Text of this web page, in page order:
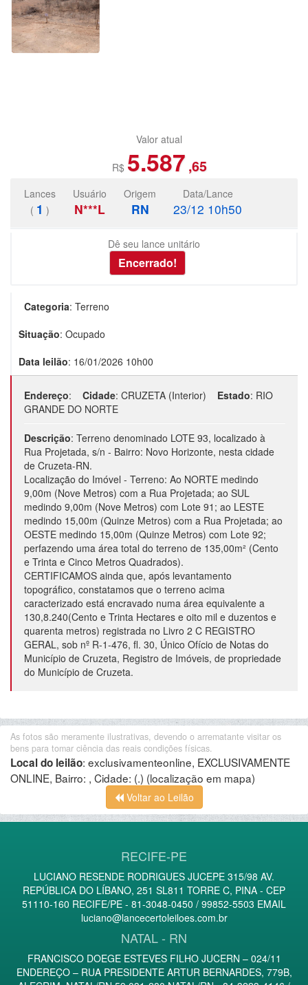
Valor atual
R$ 5.587 ,65
Lances
( 1 )
Usuário
N***L
Origem
RN
Data/Lance
23/12 10h50
Dê seu lance unitário
Categoria: Terreno
Situação: Ocupado
Data leilão: 16/01/2026 10h00
Endereço: Cidade: CRUZETA (Interior) Estado: RIO
GRANDE DO NORTE
Descrição: Terreno denominado LOTE 93, localizado à
Rua Projetada, s/n - Bairro: Novo Horizonte, nesta cidade
de Cruzeta-RN.
Localização do Imóvel - Terreno: Ao NORTE medindo
9,00m (Nove Metros) com a Rua Projetada; ao SUL
medindo 9,00m (Nove Metros) com Lote 91; ao LESTE
medindo 15,00m (Quinze Metros) com a Rua Projetada; ao
OESTE medindo 15,00m (Quinze Metros) com Lote 92;
perfazendo uma área total do terreno de 135,00m² (Cento
e Trinta e Cinco Metros Quadrados).
CERTIFICAMOS ainda que, após levantamento
topográfico, constatamos que o terreno acima
caracterizado está encravado numa área equivalente a
130,8.240(Cento e Trinta Hectares e oito mil e duzentos e
quarenta metros) registrada no Livro 2 C REGISTRO
GERAL, sob nº R-1-476, fl. 30, Único Ofício de Notas do
Município de Cruzeta, Registro de Imóveis, de propriedade
do Município de Cruzeta.
As fotos são meramente ilustrativas, devendo o arrematante visitar os
bens para tomar ciência das reais condições físicas.
Local do leilão: exclusivamenteonline, EXCLUSIVAMENTE
ONLINE, Bairro: , Cidade: (.) (localização em mapa)
Voltar ao Leilão
RECIFE-PE
LUCIANO RESENDE RODRIGUES JUCEPE 315/98 AV.
REPÚBLICA DO LÍBANO, 251 SL811 TORRE C, PINA - CEP
51110-160 RECIFE/PE - 81-3048-0450 / 99852-5503 EMAIL
luciano@lancecertoleiloes.com.br
NATAL - RN
FRANCISCO DOEGE ESTEVES FILHO JUCERN – 024/11
ENDEREÇO – RUA PRESIDENTE ARTUR BERNARDES, 779B,